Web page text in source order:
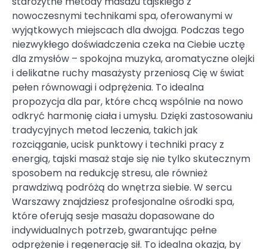
nowoczesnymi technikami spa, oferowanymi w
wyjątkowych miejscach dla dwojga. Podczas tego
niezwykłego doświadczenia czeka na Ciebie ucztę
dla zmysłów – spokojna muzyka, aromatyczne olejki
i delikatne ruchy masażysty przeniosą Cię w świat
pełen równowagi i odprężenia. To idealna
propozycja dla par, które chcą wspólnie na nowo
odkryć harmonię ciała i umysłu. Dzięki zastosowaniu
tradycyjnych metod leczenia, takich jak
rozciąganie, ucisk punktowy i techniki pracy z
energią, tajski masaż staje się nie tylko skutecznym
sposobem na redukcję stresu, ale również
prawdziwą podróżą do wnętrza siebie. W sercu
Warszawy znajdziesz profesjonalne ośrodki spa,
które oferują sesje masażu dopasowane do
indywidualnych potrzeb, gwarantując pełne
odprężenie i regenerację sił. To idealna okazja, by